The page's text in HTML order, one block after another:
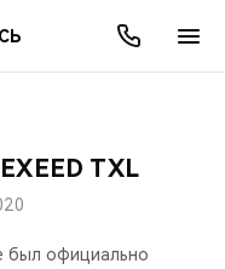
TXL
был официально